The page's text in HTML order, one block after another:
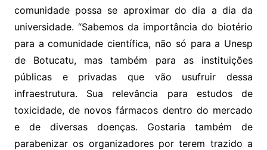
comunidade possa se aproximar do dia a dia da
universidade. “Sabemos da importância do biotério
para a comunidade científica, não só para a Unesp
de Botucatu, mas também para as instituições
públicas e privadas que vão usufruir dessa
infraestrutura. Sua relevância para estudos de
toxicidade, de novos fármacos dentro do mercado
e de diversas doenças. Gostaria também de
parabenizar os organizadores por terem trazido a